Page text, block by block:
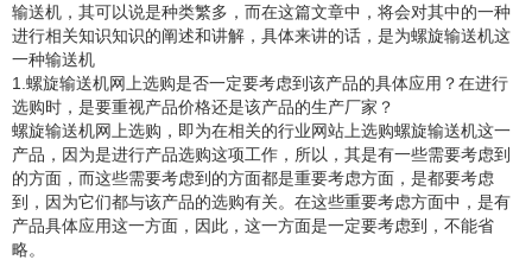
输送机，其可以说是种类繁多，而在这篇文章中，将会对其中的一种
进行相关知识知识的阐述和讲解，具体来讲的话，是为螺旋输送机这
一种输送机
1.螺旋输送机网上选购是否一定要考虑到该产品的具体应用？在进行
选购时，是要重视产品价格还是该产品的生产厂家？
螺旋输送机网上选购，即为在相关的行业网站上选购螺旋输送机这一
产品，因为是进行产品选购这项工作，所以，其是有一些需要考虑到
的方面，而这些需要考虑到的方面都是重要考虑方面，是都要考虑
到，因为它们都与该产品的选购有关。在这些重要考虑方面中，是有
产品具体应用这一方面，因此，这一方面是一定要考虑到，不能省
略。